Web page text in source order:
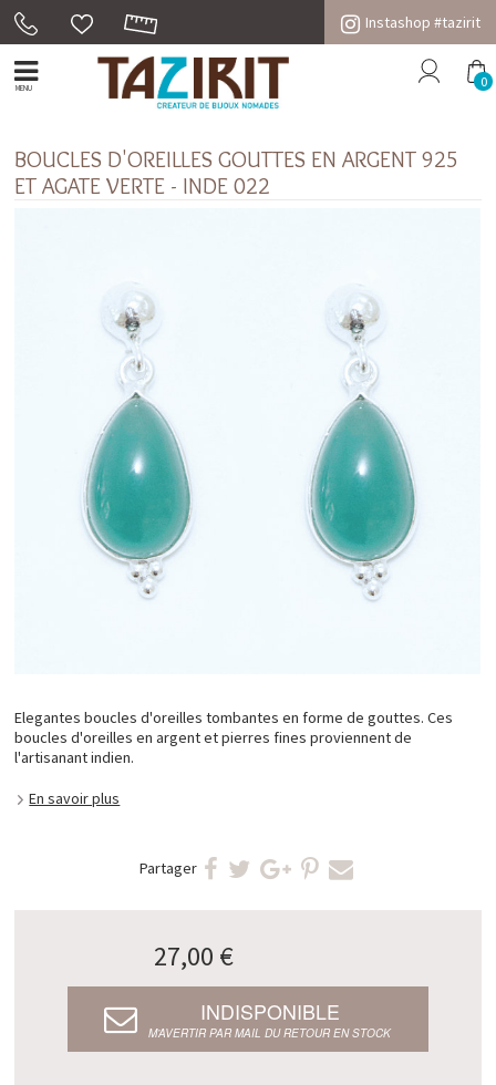
Instashop #tazirit
MENU 0
BOUCLES D'OREILLES GOUTTES EN ARGENT 925
ET AGATE VERTE - INDE 022
Elegantes boucles d'oreilles tombantes en forme de gouttes. Ces
boucles d'oreilles en argent et pierres fines proviennent de
l'artisanant indien.
En savoir plus
Partager
27,00 €
INDISPONIBLE
M’AVERTIR PAR MAIL DU RETOUR EN STOCK